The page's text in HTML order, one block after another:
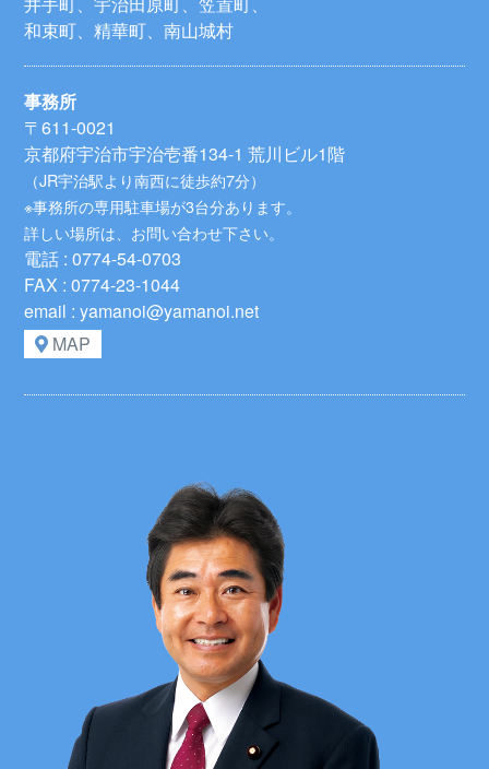
和束町、精華町、南山城村
事務所
〒611-0021
京都府宇治市宇治壱番134-1 荒川ビル1階
（JR宇治駅より南西に徒歩約7分）
※事務所の専用駐車場が3台分あります。
詳しい場所は、お問い合わせ下さい。
電話 : 0774-54-0703
FAX : 0774-23-1044
email : yamanoi@yamanoi.net
MAP